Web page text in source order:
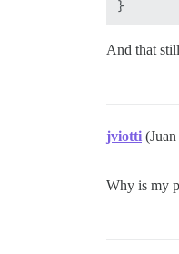
And that
jviotti
Why is my